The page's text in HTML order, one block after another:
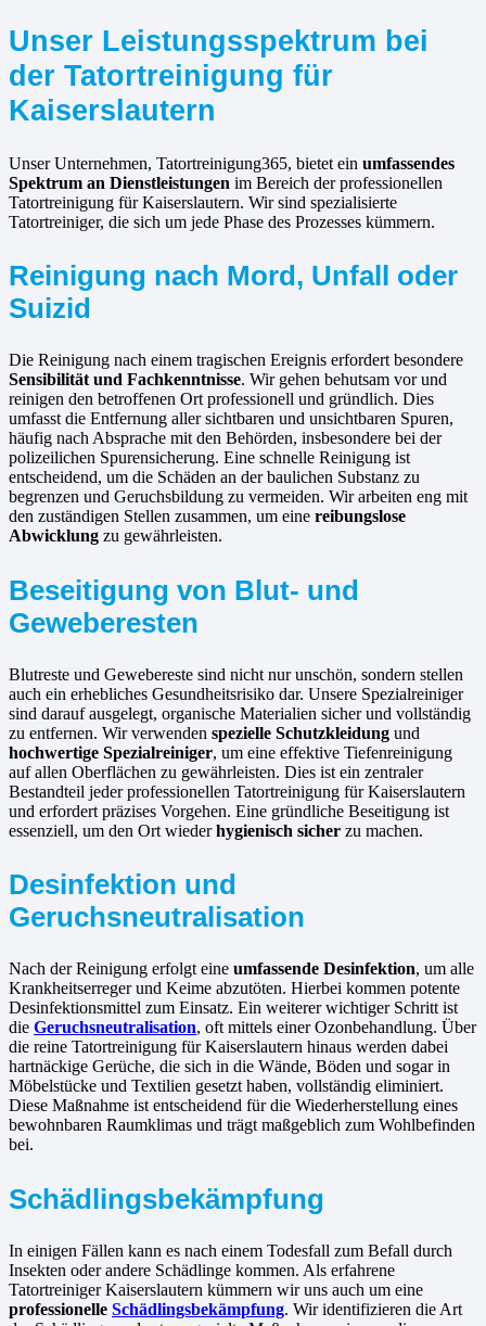
Unser Leistungsspektrum bei
der Tatortreinigung für
Kaiserslautern
Unser Unternehmen, Tatortreinigung365, bietet ein umfassendes
Spektrum an Dienstleistungen im Bereich der professionellen
Tatortreinigung für Kaiserslautern. Wir sind spezialisierte
Tatortreiniger, die sich um jede Phase des Prozesses kümmern.
Reinigung nach Mord, Unfall oder
Suizid
Die Reinigung nach einem tragischen Ereignis erfordert besondere
Sensibilität und Fachkenntnisse. Wir gehen behutsam vor und
reinigen den betroffenen Ort professionell und gründlich. Dies
umfasst die Entfernung aller sichtbaren und unsichtbaren Spuren,
häufig nach Absprache mit den Behörden, insbesondere bei der
polizeilichen Spurensicherung. Eine schnelle Reinigung ist
entscheidend, um die Schäden an der baulichen Substanz zu
begrenzen und Geruchsbildung zu vermeiden. Wir arbeiten eng mit
den zuständigen Stellen zusammen, um eine reibungslose
Abwicklung zu gewährleisten.
Beseitigung von Blut- und
Geweberesten
Blutreste und Gewebereste sind nicht nur unschön, sondern stellen
auch ein erhebliches Gesundheitsrisiko dar. Unsere Spezialreiniger
sind darauf ausgelegt, organische Materialien sicher und vollständig
zu entfernen. Wir verwenden spezielle Schutzkleidung und
hochwertige Spezialreiniger, um eine effektive Tiefenreinigung
auf allen Oberflächen zu gewährleisten. Dies ist ein zentraler
Bestandteil jeder professionellen Tatortreinigung für Kaiserslautern
und erfordert präzises Vorgehen. Eine gründliche Beseitigung ist
essenziell, um den Ort wiederhygienisch sicher zu machen.
Desinfektion und
Geruchsneutralisation
Nach der Reinigung erfolgt eine umfassende Desinfektion, um alle
Krankheitserreger und Keime abzutöten. Hierbei kommen potente
Desinfektionsmittel zum Einsatz. Ein weiterer wichtiger Schritt ist
die Geruchsneutralisation, oft mittels einer Ozonbehandlung. Über
die reine Tatortreinigung für Kaiserslautern hinaus werden dabei
hartnäckige Gerüche, die sich in die Wände, Böden und sogar in
Möbelstücke und Textilien gesetzt haben, vollständig eliminiert.
Diese Maßnahme ist entscheidend für die Wiederherstellung eines
bewohnbaren Raumklimas und trägt maßgeblich zum Wohlbefinden
bei.
Schädlingsbekämpfung
In einigen Fällen kann es nach einem Todesfall zum Befall durch
Insekten oder andere Schädlinge kommen. Als erfahrene
Tatortreiniger Kaiserslautern kümmern wir uns auch um eine
professionelle Schädlingsbekämpfung. Wir identifizieren die Art